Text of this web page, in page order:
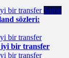
Salon
sözleri:
iyi bir transfer